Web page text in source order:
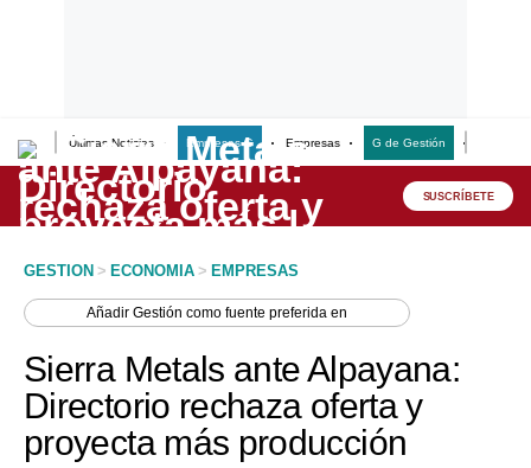
Últimas Noticias Empresas G Empresas G de Gestión
Lo último
Peru Quiosco
Economía
Mercados
SUSCRÍBETE
GESTION > ECONOMIA > EMPRESAS
AñadirGestión como fuente preferida en
Sierra Metals ante Alpayana:
Directorio rechaza oferta y
proyecta más producción